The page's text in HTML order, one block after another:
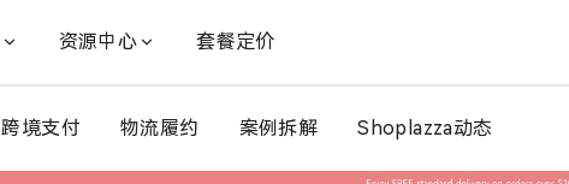
资源中心 套餐定价
跨境支付 物流履约 案例拆解 Shoplazza动态